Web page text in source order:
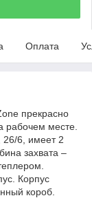
Оплата
прекрасно
рабочем месте.
6, имеет 2
захвата –
Корпус
короб.